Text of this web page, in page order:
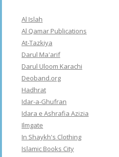
Al Islah
Al Qamar Publications
At-Tazkiya
Darul Ma'arif
Darul Uloom Karachi
Deoband.org
Hadhrat
Idar-a-Ghufran
Idara e Ashrafia Azizia
Ilmgate
In Shaykh's Clothing
Islamic Books City